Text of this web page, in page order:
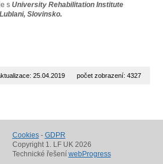
sUniversity Rehabilitation Institute
Slovinsko.
počet zobrazení: 4327
25.04.2019
Cookies- GDPR
Copyright 1. LF UK 2026
Technické řešení webProgress